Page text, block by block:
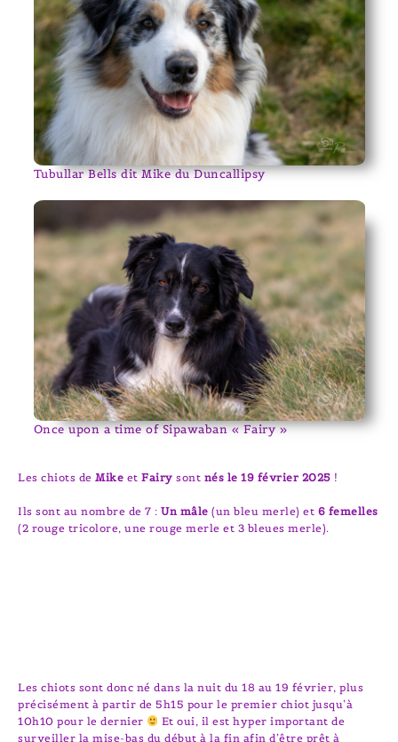
Tubullar Bells dit Mike du Duncallipsy
Once upon a time of Sipawaban « Fairy »
Les chiots de Mike et Fairy sont nés le 19 février 2025 !
Ils sont au nombre de 7 : Un mâle (un bleu merle) et 6 femelles
(2 rouge tricolore, une rouge merle et 3 bleues merle).
Les chiots sont donc né dans la nuit du 18 au 19 février, plus
précisément à partir de 5h15 pour le premier chiot jusqu’à
10h10 pour le dernier
Et oui, il est hyper important de
surveiller la mise-bas du début à la fin afin d’être prêt à